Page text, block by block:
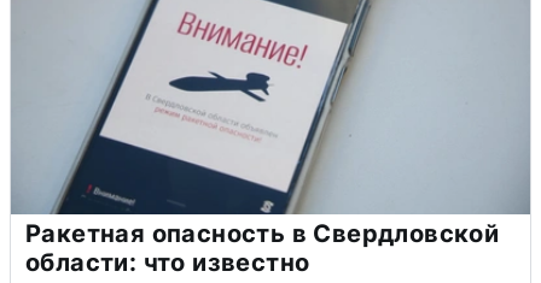
Ракетная опасность в Свердловской
области: что известно